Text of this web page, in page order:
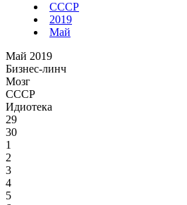
СССР
2019
Май
Май 2019
Бизнес-линч
Мозг
СССР
Идиотека
29
30
1
2
3
4
5